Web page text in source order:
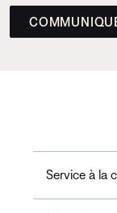
Service à la